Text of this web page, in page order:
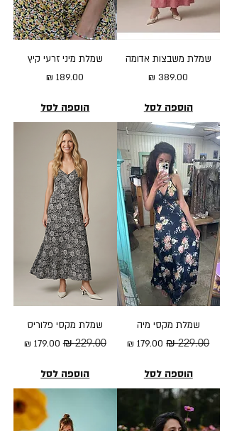
שמלת משבצות אדומה
מחיר
הוספה לסל
שמלת מיני זרעי קיץ
מחיר
הוספה לסל
שמלת מקסי מיה
מחיר רגיל‏229.00 ‏₪ מחיר מבצע
הוספה לסל
שמלת מקסי פלוריס
מחיר רגיל‏229.00 ‏₪ מחיר מבצע
הוספה לסל